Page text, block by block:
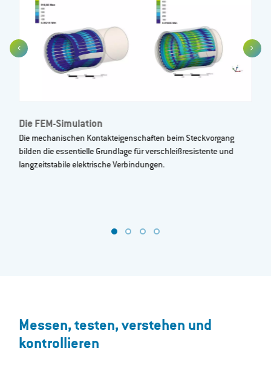
Die FEM-Simulation
Die mechanischen Kontakteigenschaften beim Steckvorgang
bilden die essentielle Grundlage für verschleißresistente und
langzeitstabile elektrische Verbindungen.
Messen, testen, verstehen und
kontrollieren